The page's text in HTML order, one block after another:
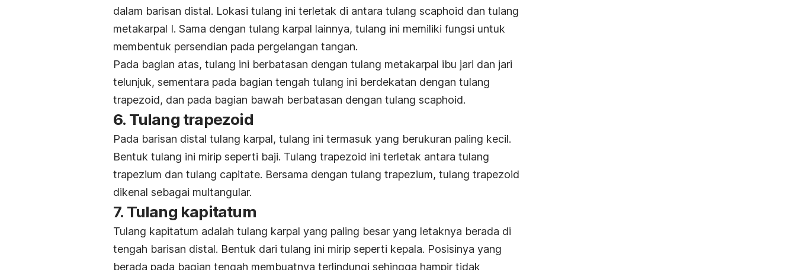
dalam barisan distal. Lokasi tulang ini terletak di antara tulang scaphoid dan tulang
metakarpal I. Sama dengan tulang karpal lainnya, tulang ini memiliki fungsi untuk
membentuk persendian pada pergelangan tangan.
Pada bagian atas, tulang ini berbatasan dengan tulang metakarpal ibu jari dan jari
telunjuk, sementara pada bagian tengah tulang ini berdekatan dengan tulang
trapezoid, dan pada bagian bawah berbatasan dengan tulang scaphoid.
6. Tulang trapezoid
Pada barisan distal tulang karpal, tulang ini termasuk yang berukuran paling kecil.
Bentuk tulang ini mirip seperti baji. Tulang trapezoid ini terletak antara tulang
trapezium dan tulang capitate. Bersama dengan tulang trapezium, tulang trapezoid
dikenal sebagai multangular.
7. Tulang kapitatum
Tulang kapitatum adalah tulang karpal yang paling besar yang letaknya berada di
tengah barisan distal. Bentuk dari tulang ini mirip seperti kepala. Posisinya yang
berada pada bagian tengah membuatnya terlindungi sehingga hampir tidak